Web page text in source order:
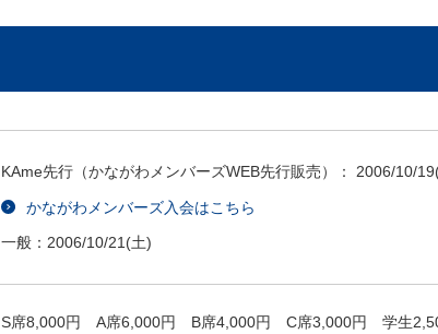
KAme先行（かながわメンバーズWEB先行販売）： 2006/10/19
かながわメンバーズ入会はこちら
一般： 2006/10/21 (土)
S席8,000円 A席6,000円 B席4,000円 C席3,000円 学生